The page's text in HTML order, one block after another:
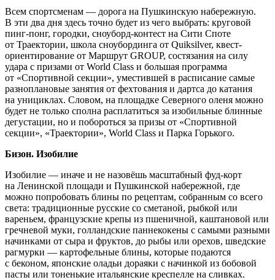
Всем спортсменам — дорога на Пушкинскую набережную.
В эти два дня здесь точно будет из чего выбрать: круговой
пинг-понг, городки, сноуборд-контест на Сити Споте
от Траектории, школа сноубординга от Quiksilver, квест-
ориентирование от Маршрут GROUP, состязания на силу
удара с призами от World Class и большая программа
от «Спортивной секции», уместившей в расписание самые
разноплановые занятия от фехтования и дартса до катания
на унициклах. Словом, на площадке Северного оленя можно
будет не только сполна расплатиться за изобильные блинные
дегустации, но и побороться за призы от «Спортивной
секции», «Траектории», World Class и Парка Горького.
Бизон. Изобилие
Изобилие — иначе и не назовёшь масштабный фуд-корт
на Ленинской площади и Пушкинской набережной, где
можно попробовать блины по рецептам, собранным со всего
света: традиционные русские со сметаной, рыбкой или
вареньем, французские крепы из пшеничной, каштановой или
гречневой муки, голландские паннекокены с самыми разными
начинками от сыра и фруктов, до рыбы или орехов, шведские
рагмурки — картофельные блины, которые подаются
с беконом, японские оладьи дораяки с начинкой из бобовой
пасты или тоненькие итальянские креспелле на сливках.